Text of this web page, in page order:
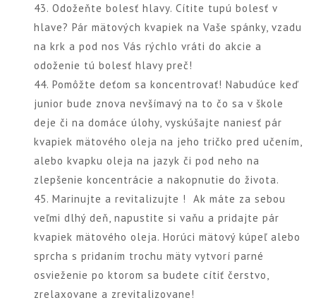
43. Odožeňte bolesť hlavy. Cítite tupú bolesť v
hlave? Pár mätových kvapiek na Vaše spánky, vzadu
na krk a pod nos Vás rýchlo vráti do akcie a
odoženie tú bolesť hlavy preč!
44. Pomôžte deťom sa koncentrovať! Nabudúce keď
junior bude znova nevšímavý na to čo sa v škole
deje či na domáce úlohy, vyskúšajte naniesť pár
kvapiek mätového oleja na jeho tričko pred učením,
alebo kvapku oleja na jazyk či pod neho na
zlepšenie koncentrácie a nakopnutie do života.
45. Marinujte a revitalizujte ! Ak máte za sebou
veľmi dlhý deň, napustite si vaňu a pridajte pár
kvapiek mätového oleja. Horúci mätový kúpeľ alebo
sprcha s pridaním trochu mäty vytvorí parné
osvieženie po ktorom sa budete cítiť čerstvo,
zrelaxovane a zrevitalizovane!